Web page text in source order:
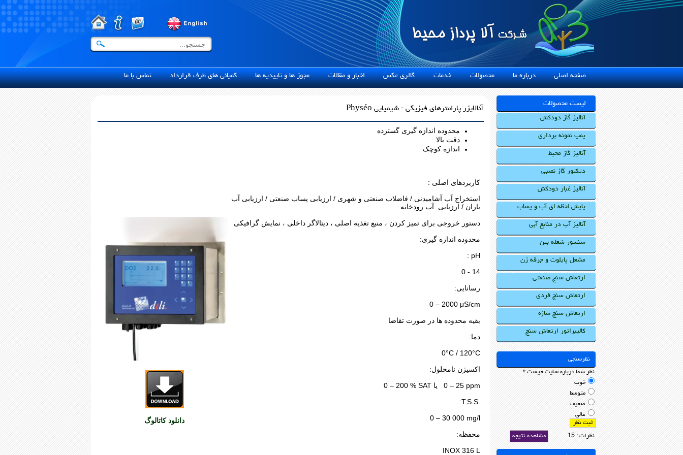
صفحه اصلیدرباره مامحصولاتخدماتگالری عکساخبار و مقالاتمجوز ها و تاییدیه هاکمپانی های طرف قراردادتماس با ما
آنالایزر پارامترهای فیزیکی - شیمیایی Physéo
محدوده اندازه گیری گسترده
دقت بالا
اندازه کوچک
کاربردهای اصلی :
استخراج آب آشامیدنی / فاضلاب صنعتی و شهری / ارزیابی پساب صنعتی / ارزیابی آب
باران / ارزیابی آب رودخانه
دستور خروجی برای تمیز کردن ، منبع تغذیه اصلی ، دیتالاگر داخلی ، نمایش گرافیکی
محدوده اندازه گیری:
pH
:
0 - 14
رسانایی:
0 – 2000 μS/cm
بقیه محدوده ها در صورت تقاضا
دما:
0°C / 120°C
اکسیژن نامحلول:
0 – 25 ppmیا
0 – 200 % SAT
:T.S.S.
0 – 30 000 mg/l
محفظه:
INOX 316 L
دانلود کاتالوگ
لیست محصولات
آنالیز گاز دودکش
پمپ نمونه برداری
آنالیز گاز محیط
دتکتور گاز نصبی
آنالیز غبار دودکش
پایش لحظه ای آب و پساب
آنالیز آب در منابع آبی
سنسور شعله بین
مشعل پایلوت و جرقه زن
ارتعاش سنج صنعتی
ارتعاش سنج فردی
ارتعاش سنج سازه
کالیبراتور ارتعاش سنج
نظرسنجی
نظر شما درباره سایت چیست ؟
خوب
متوسط
ضعیف
عالی
نظرات : 15 مشاهده نتیجه